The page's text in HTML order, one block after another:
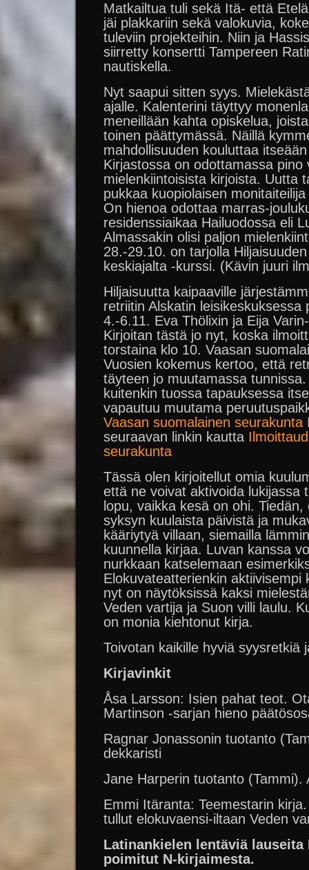
Matkailtua tuli sekä Itä- että
jäi plakkariin sekä valokuvia,
tuleviin projekteihin. Niin ja
siirretty konsertti Tampereen
nautiskella.
Nyt saapui sitten syys.
ajalle. Kalenterini täyttyy
meneillään kahta opiskelua,
toinen päättymässä. Näillä
mahdollisuuden kouluttaa
Kirjastossa on odottamassa pino
mielenkiintoisista kirjoista. Uutta
pukkaa kuopiolaisen
On hienoa odottaa marras-
residenssiaikaa Hailuodossa eli
Almassakin olisi paljon
28.-29.10. on tarjolla
keskiajalta -kurssi. (Kävin juuri
Hiljaisuutta kaipaaville
retriitin Alskatin leisikeskuksessa
4.-6.11. Eva Thölixin ja Eija
Kirjoitan tästä jo nyt, koska
torstaina klo 10. Vaasan
Vuosien kokemus kertoo, että
täyteen jo muutamassa
kuitenkin tuossa tapauksessa
vapautuu muutama
Vaasan suomalainen seurakunta
seuraavan linkin kautta
seurakunta
Tässä olen kirjoitellut omia
että ne voivat aktivoida lukijassa
lopu, vaikka kesä on ohi.
syksyn kuulaista päivistä ja
kääriytyä villaan, siemailla
kuunnella kirjaa. Luvan kanssa
nurkkaan katselemaan
Elokuvateatterienkin aktiivisempi
nyt on näytöksissä kaksi
Veden vartija ja Suon villi laulu.
on monia kiehtonut kirja.
Toivotan kaikille hyviä syysretkiä
Kirjavinkit
Åsa Larsson: Isien pahat teot.
Martinson -sarjan hieno
Ragnar Jonassonin tuotanto
dekkaristi
Jane Harperin tuotanto (Tammi).
Emmi Itäranta: Teemestarin
tullut elokuvaensi-iltaan Veden
Latinankielen lentäviä lauseita
poimitut N-kirjaimesta.